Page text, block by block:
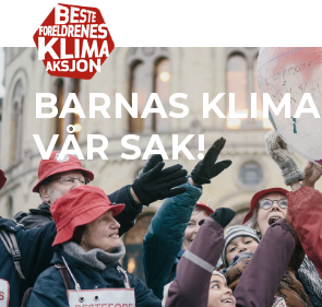
BARNAS KLIMA
VÅR SAK!